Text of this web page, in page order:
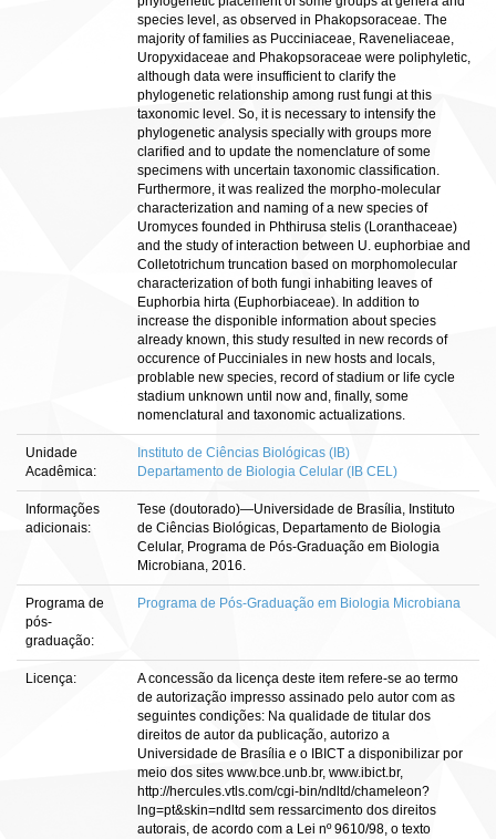
species level, as observed in Phakopsoraceae. The
majority of families as Pucciniaceae, Raveneliaceae,
Uropyxidaceae and Phakopsoraceae were poliphyletic,
although data were insufficient to clarify the
phylogenetic relationship among rust fungi at this
taxonomic level. So, it is necessary to intensify the
phylogenetic analysis specially with groups more
clarified and to update the nomenclature of some
specimens with uncertain taxonomic classification.
Furthermore, it was realized the morpho-molecular
characterization and naming of a new species of
Uromyces founded in Phthirusa stelis (Loranthaceae)
and the study of interaction between U. euphorbiae and
Colletotrichum truncation based on morphomolecular
characterization of both fungi inhabiting leaves of
Euphorbia hirta (Euphorbiaceae). In addition to
increase the disponible information about species
already known, this study resulted in new records of
occurence of Pucciniales in new hosts and locals,
problable new species, record of stadium or life cycle
stadium unknown until now and, finally, some
nomenclatural and taxonomic actualizations.
Unidade
Acadêmica:
Instituto de Ciências Biológicas (IB)
Departamento de Biologia Celular (IB CEL)
Informações
adicionais:
Tese (doutorado)—Universidade de Brasília, Instituto
de Ciências Biológicas, Departamento de Biologia
Celular, Programa de Pós-Graduação em Biologia
Microbiana, 2016.
Programa de
pós-
graduação:
Programa de Pós-Graduação em Biologia Microbiana
Licença:
A concessão da licença deste item refere-se ao termo
de autorização impresso assinado pelo autor com as
seguintes condições: Na qualidade de titular dos
direitos de autor da publicação, autorizo a
Universidade de Brasília e o IBICT a disponibilizar por
meio dos sites www.bce.unb.br, www.ibict.br,
http://hercules.vtls.com/cgi-bin/ndltd/chameleon?
lng=pt&skin=ndltd sem ressarcimento dos direitos
autorais, de acordo com a Lei nº 9610/98, o texto